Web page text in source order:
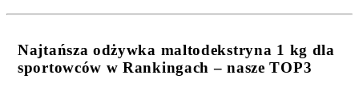
Najtańsza odżywka maltodekstryna 1 kg dla
sportowców w Rankingach – nasze TOP3